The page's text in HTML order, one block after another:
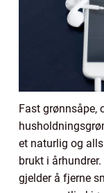
Fast grønnsåpe,
et naturlig og
brukt i
gjelder å fjerne